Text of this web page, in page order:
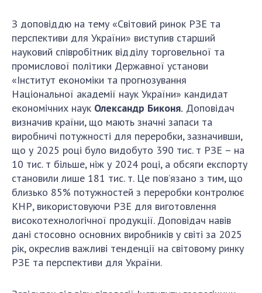
З доповіддю на тему «Світовий ринок РЗЕ та
перспективи для України» виступив старший
науковий співробітник відділу торговельної та
промислової політики Державної установи
«Інститут економіки та прогнозування
Національної академії наук України» кандидат
економічних наук Олександр Биконя. Доповідач
визначив країни, що мають значні запаси та
виробничі потужності для переробки, зазначивши,
що у 2025 році було видобуто 390 тис. т РЗЕ – на
10 тис. т більше, ніж у 2024 році, а обсяги експорту
становили лише 181 тис. т. Це пов’язано з тим, що
близько 85% потужностей з переробки контролює
КНР, використовуючи РЗЕ для виготовлення
високотехнологічної продукції. Доповідач навів
дані стосовно основних виробників у світі за 2025
рік, окреслив важливі тенденції на світовому ринку
РЗЕ та перспективи для України.